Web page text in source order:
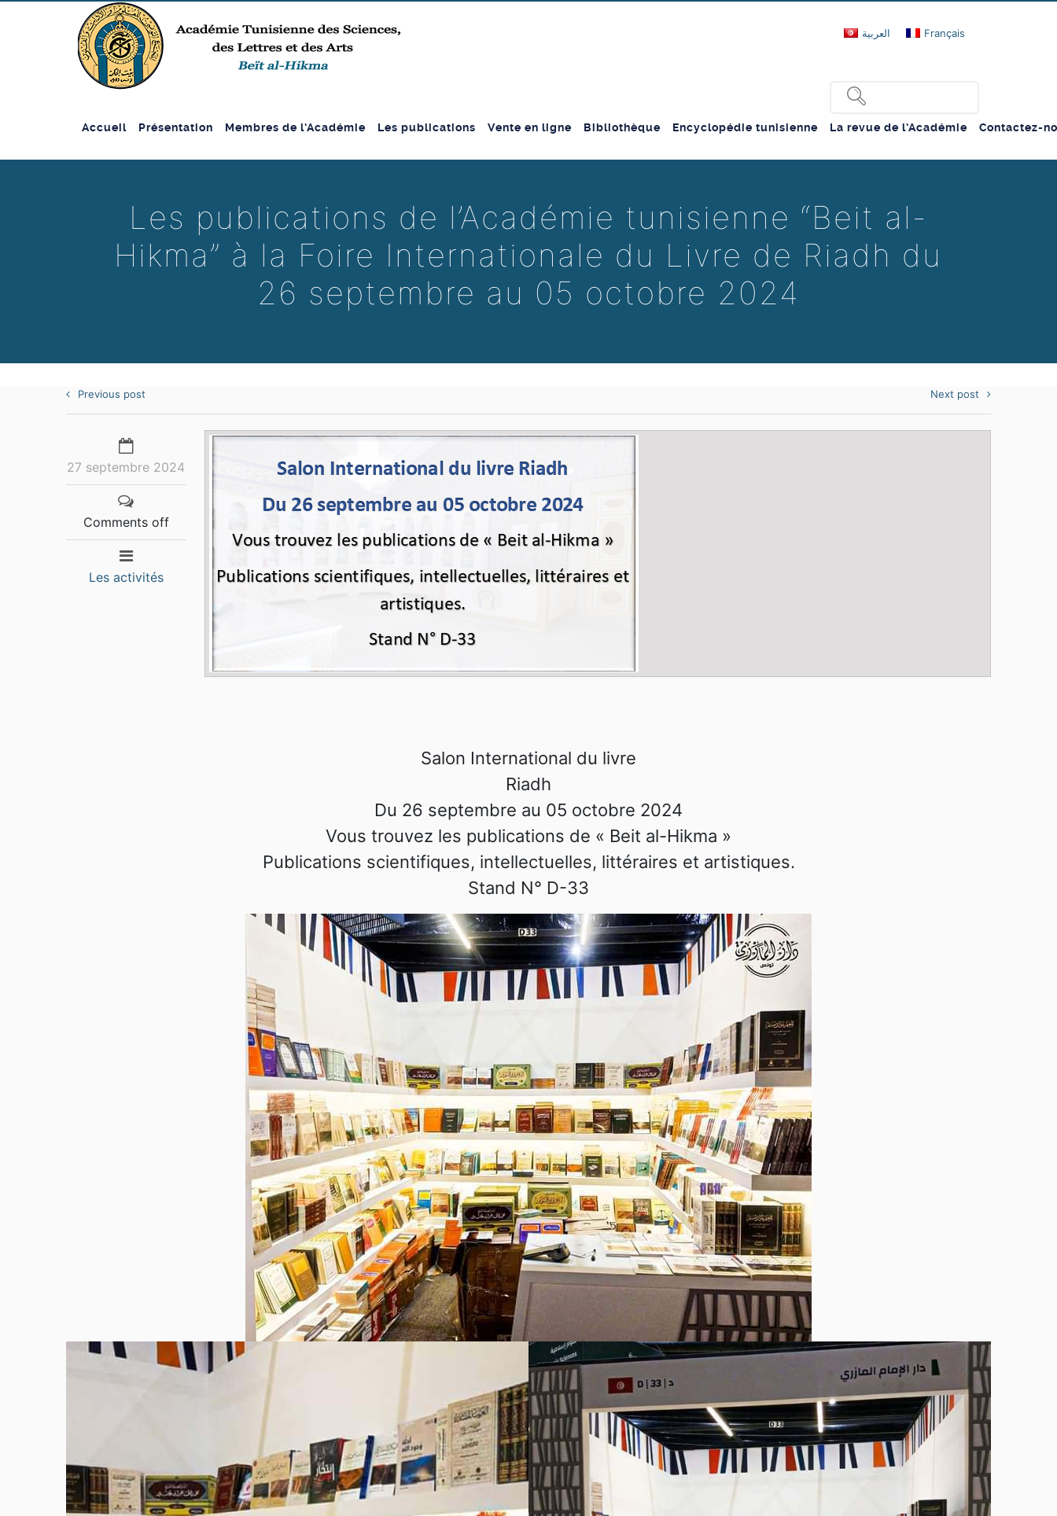
العربية Français
Accueil Présentation Membres de l’Académie Les publications Vente en ligne Bibliothèque Encyclopédie tunisienne La revue de l’Académie Contactez-
Les publications de l’Académie tunisienne “Beit al-
Hikma” à la Foire Internationale du Livre de Riadh du
26 septembre au 05 octobre 2024
Previous post Next post
27 septembre 2024
Comments off
Les activités
Salon International du livre
Riadh
Du 26 septembre au 05 octobre 2024
Vous trouvez les publications de « Beit al-Hikma »
Publications scientifiques, intellectuelles, littéraires et artistiques.
Stand N° D-33